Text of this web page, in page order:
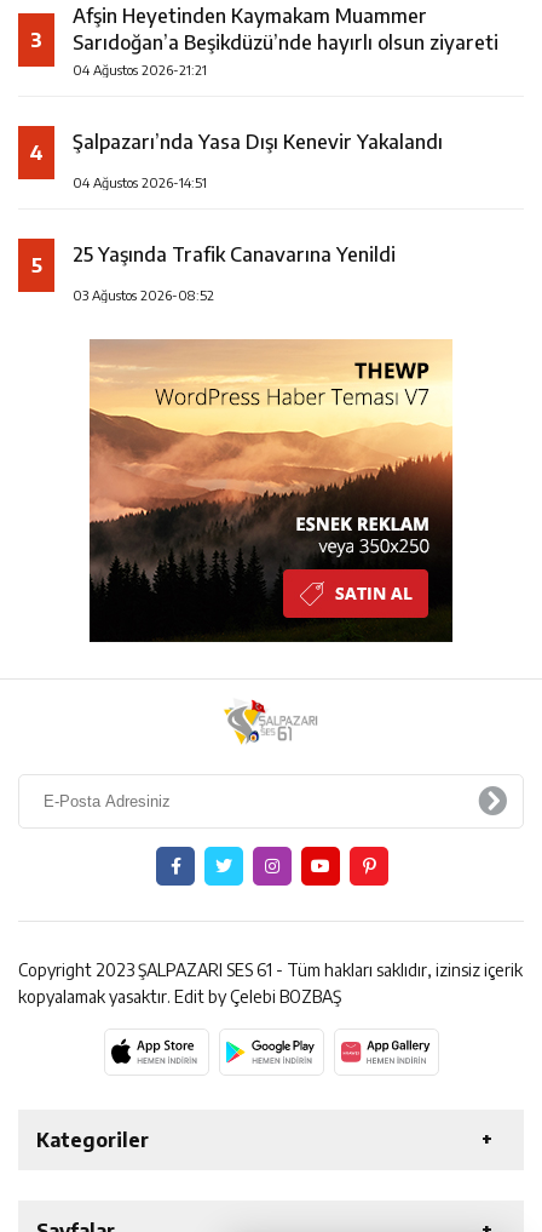
3
Afşin Heyetinden Kaymakam Muammer
Sarıdoğan’a Beşikdüzü’nde hayırlı olsun ziyareti
04 Ağustos 2026-21:21
4 Şalpazarı’nda Yasa Dışı Kenevir Yakalandı
04 Ağustos 2026-14:51
5 25 Yaşında Trafik Canavarına Yenildi
03 Ağustos 2026-08:52
Copyright 2023 ŞALPAZARI SES 61 - Tüm hakları saklıdır, izinsiz içerik
kopyalamak yasaktır. Edit by Çelebi BOZBAŞ
Kategoriler
Manşet